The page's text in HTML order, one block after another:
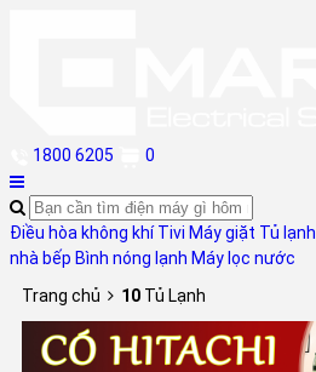
1800 6205 0
Điều hòa không khí Tivi Máy giặt Tủ lạnh
nhà bếp Bình nóng lạnh Máy lọc nước
Trang chủ
10 Tủ Lạnh